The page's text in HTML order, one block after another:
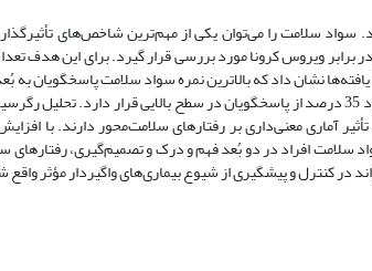
سلامت را می‌توان یکی از مهم‌ترین شاخص‌های
نشان داد که بالاترین نمره سواد سلامت پاسخگویان
نشان داد که رفتارهای سلامت‌محور در برابر ویروس کرونا در بین حدود 35 درصد از پاسخگویان در
آماری معنی‌داری بر رفتارهای سلامت‌محور دارند. با
سلامت افراد در دو بُعد فهم و درک و تصمیم‌گیری، رفتارهای
در کنترل و پیشگیری از شیوع بیماری‌های واگیردار مؤثر